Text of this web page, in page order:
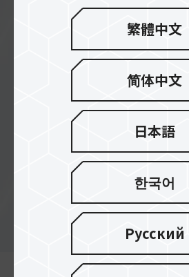
T-CREATE MASTER Ai
ション用メモリーが
デザイン賞を受賞しま
レンドへ革新的な製
繁體中文
简体中文
日本語
한국어
Русский